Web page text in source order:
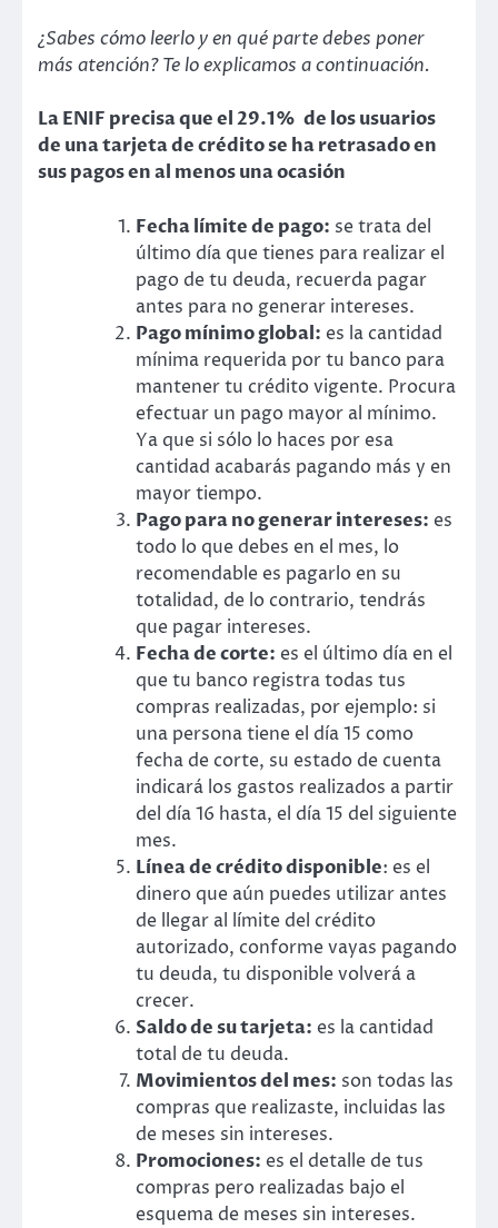
¿Sabes cómo leerlo y en qué parte debes poner
más atención? Te lo explicamos a continuación.
La ENIF precisa que el 29.1% de los usuarios
de una tarjeta de crédito se ha retrasado en
sus pagos en al menos una ocasión
Fecha límite de pago: se trata del
último día que tienes para realizar el
pago de tu deuda, recuerda pagar
antes para no generar intereses.
Pago mínimo global: es la cantidad
mínima requerida por tu banco para
mantener tu crédito vigente. Procura
efectuar un pago mayor al mínimo.
Ya que si sólo lo haces por esa
cantidad acabarás pagando más y en
mayor tiempo.
Pago para no generar intereses: es
todo lo que debes en el mes, lo
recomendable es pagarlo en su
totalidad, de lo contrario, tendrás
que pagar intereses.
Fecha de corte: es el último día en el
que tu banco registra todas tus
compras realizadas, por ejemplo: si
una persona tiene el día 15 como
fecha de corte, su estado de cuenta
indicará los gastos realizados a partir
del día 16 hasta, el día 15 del siguiente
mes.
Línea de crédito disponible: es el
dinero que aún puedes utilizar antes
de llegar al límite del crédito
autorizado, conforme vayas pagando
tu deuda, tu disponible volverá a
crecer.
Saldo de su tarjeta: es la cantidad
total de tu deuda.
Movimientos del mes: son todas las
compras que realizaste, incluidas las
de meses sin intereses.
Promociones: es el detalle de tus
compras pero realizadas bajo el
esquema de meses sin intereses.